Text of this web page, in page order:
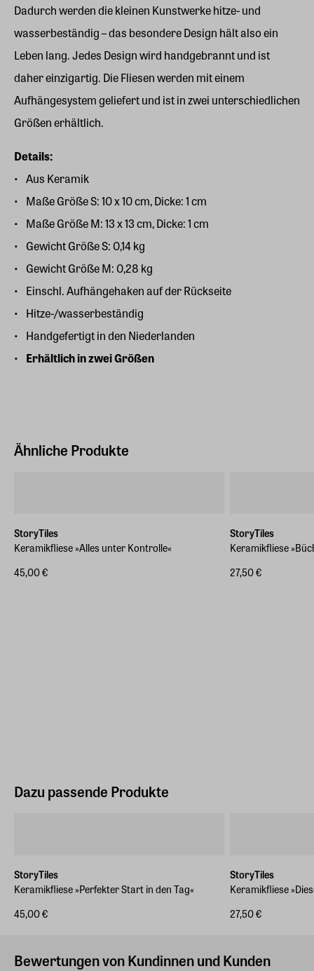
Dadurch werden die kleinen Kunstwerke hitze- und
wasserbeständig – das besondere Design hält also ein
Leben lang. Jedes Design wird handgebrannt und ist
daher einzigartig. Die Fliesen werden mit einem
Aufhängesystem geliefert und ist in zwei unterschiedlichen
Größen erhältlich.
Details:
Aus Keramik
Maße Größe S: 10 x 10 cm, Dicke: 1 cm
Maße Größe M: 13 x 13 cm, Dicke: 1 cm
Gewicht Größe S: 0,14 kg
Gewicht Größe M: 0,28 kg
Einschl. Aufhängehaken auf der Rückseite
Hitze-/wasserbeständig
Handgefertigt in den Niederlanden
Erhältlich in zwei Größen
Ähnliche Produkte
StoryTiles
Keramikfliese »Alles unter Kontrolle«
45,00 €
StoryTiles
Keramikfliese
27,50 €
Dazu passende Produkte
StoryTiles
Keramikfliese »Perfekter Start in den Tag«
45,00 €
StoryTiles
Keramikfliese
27,50 €
Bewertungen von Kundinnen und Kunden